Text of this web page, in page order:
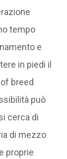
tempo
e
in piedi il
breed
può
cerca di
di mezzo
proprie